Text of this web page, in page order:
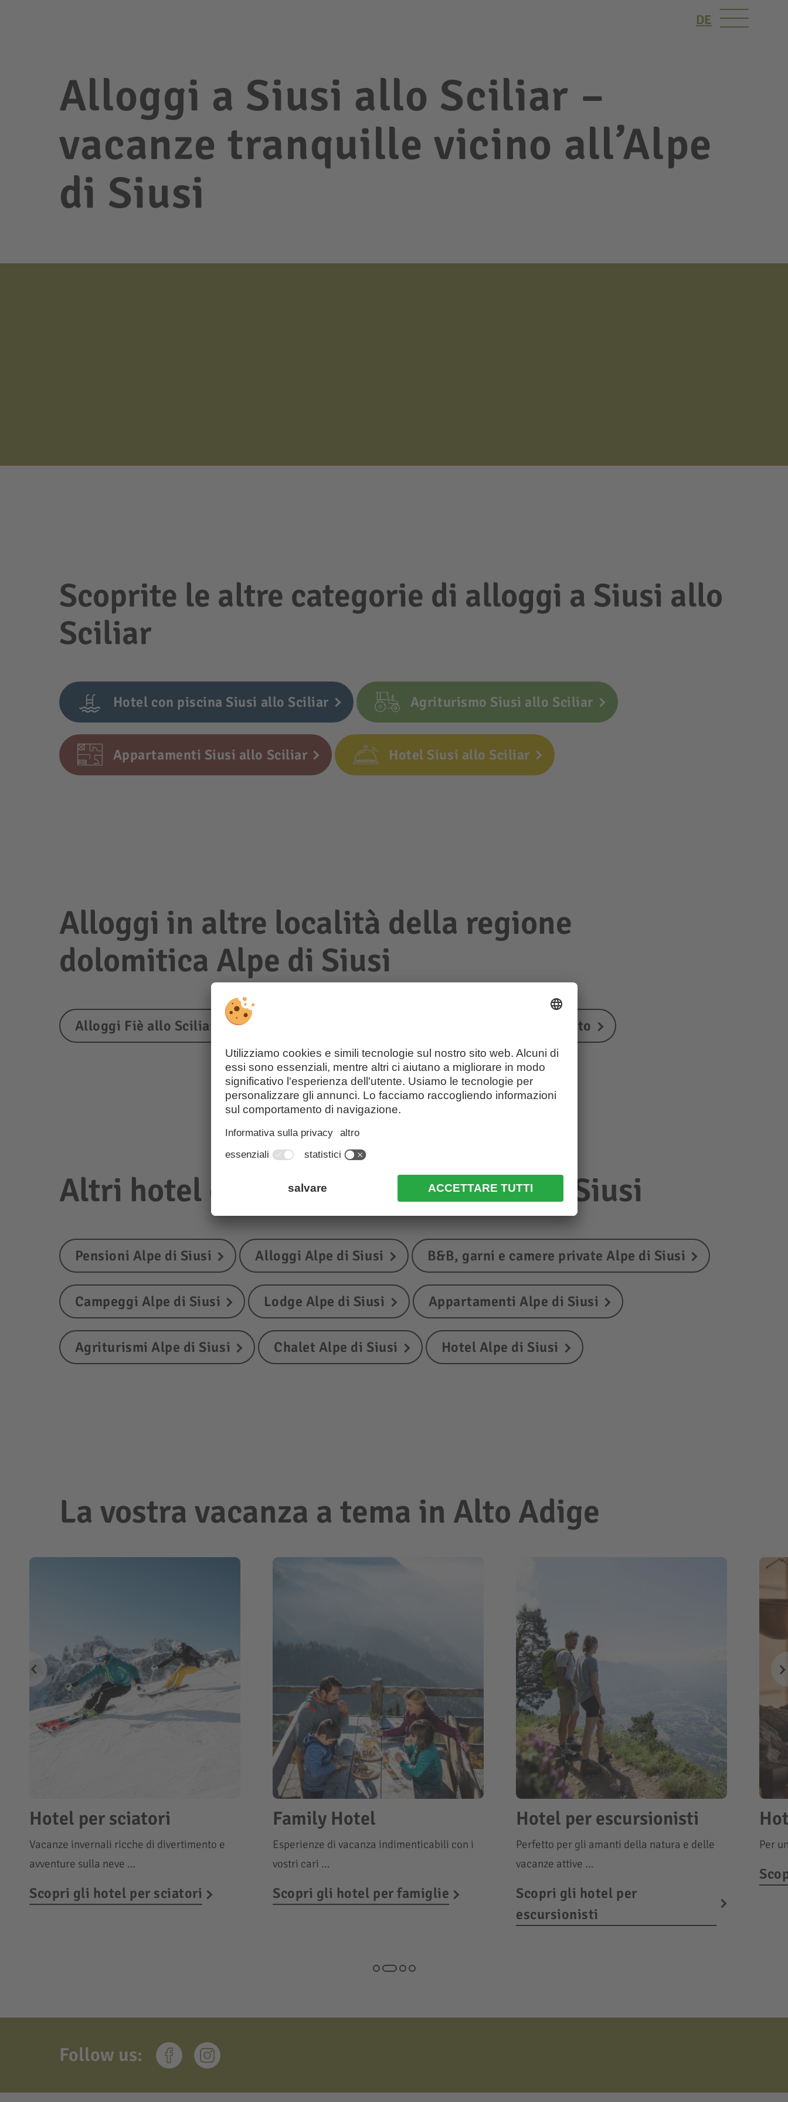
DE
Alloggi a Siusi allo Sciliar –
vacanze tranquille vicino all’Alpe
di Siusi
Scoprite le altre categorie di alloggi a Siusi allo
Sciliar
Hotel con piscina Siusi allo Sciliar Agriturismo Siusi allo Sciliar
Appartamenti Siusi allo Sciliar Hotel Siusi allo Sciliar
Alloggi in altre località della regione
dolomitica Alpe di Siusi
Alloggi Fiè allo Sciliar Alloggi Castelrotto
Altri hotel e alloggi nell’area Alpe di Siusi
Pensioni Alpe di Siusi Alloggi Alpe di Siusi B&B, garni e camere private Alpe di Siusi
Campeggi Alpe di Siusi Lodge Alpe di Siusi Appartamenti Alpe di Siusi
Agriturismi Alpe di Siusi Chalet Alpe di Siusi Hotel Alpe di Siusi
La vostra vacanza a tema in Alto Adige
Hotel per sciatori
Vacanze invernali ricche di divertimento e
avventure sulla neve …
Scopri gli hotel per sciatori
Family Hotel
Esperienze di vacanza indimenticabili con i
vostri cari …
Scopri gli hotel per famiglie
Hotel per escursionisti
Perfetto per gli amanti della natura e delle
vacanze attive …
Scopri gli hotel per
escursionisti
Per
Follow us: